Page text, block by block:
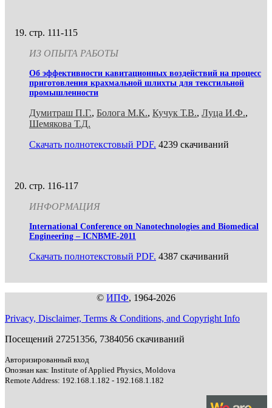
стр. 111-115
ИЗ ОПЫТА РАБОТЫ
Об эффективности кавитационных воздействий на процесс
приготовления крахмальной шлихты для текстильной
промышленности
Думитраш П.Г., Болога М.К., Кучук Т.В., Луца И.Ф.,
Шемякова Т.Д.
Скачать полнотекстовый PDF. 4239 скачиваний
стр. 116-117
ИНФОРМАЦИЯ
International Conference on Nanotechnologies and Biomedical
Engineering – ICNBME-2011
Скачать полнотекстовый PDF. 4387 скачиваний
© ИПФ, 1964-2026
Privacy, Disclaimer, Terms & Conditions, and Copyright Info
Посещений 27251356, 7384056 скачиваний
Авторизированный вход
Опознан как: Institute of Applied Physics, Moldova
Remote Address: 192.168.1.182 - 192.168.1.182